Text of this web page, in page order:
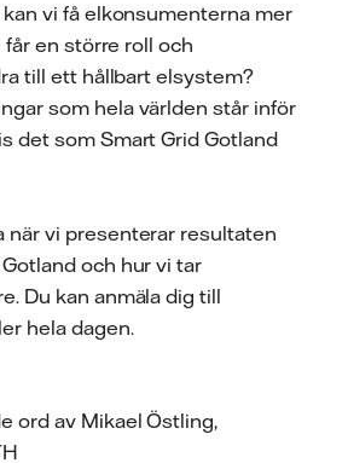
vi få elkonsumenterna mer
får en större roll och
till ett hållbart elsystem?
som hela världen står inför
det som Smart Grid Gotland
när vi presenterar resultaten
och hur vi tar
Du kan anmäla dig till
hela dagen.
ord av Mikael Östling,